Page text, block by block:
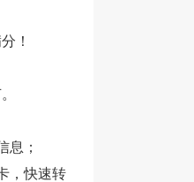
！
息；
，快速转